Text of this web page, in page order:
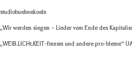
stu­dio­bue­h­ne­koeln
„Wir wer­den sie­gen – Lie­der vom Ende des
„WEIB.LICHt.KEIT-fmnsm und andere pro-bleme“